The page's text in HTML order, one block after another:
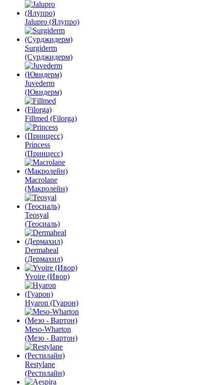
Jalupro (Ялупро)
Surgiderm
(Сурджидерм)
Juvederm
(Ювидерм)
Fillmed (Filorga)
Princess
(Принцесс)
Macrolane
(Макролейн)
Teosyal
(Теосиаль)
Dermaheal
(Дермахил)
Yvoire (Ивор)
Hyaron (Гуарон)
Meso-Wharton
(Мезо - Вартон)
Restylane
(Рестилайн)